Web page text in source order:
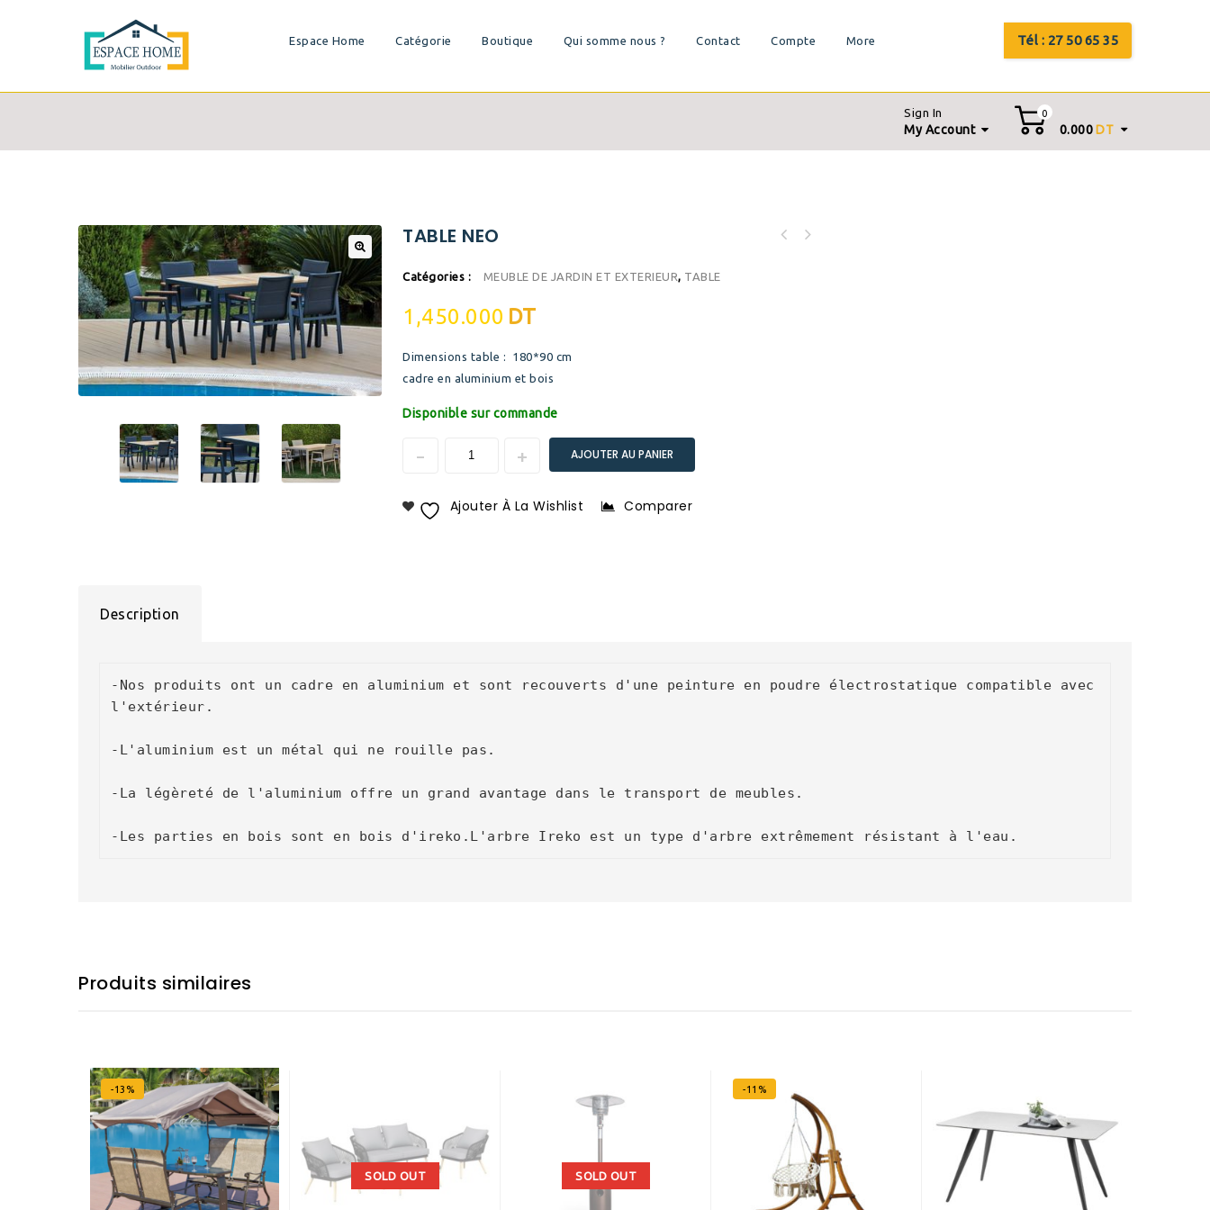
Espace Home Catégorie Boutique Qui somme nous ? Contact Compte More Tél : 27 50 65 35
Sign In
My Account
0
0.000DT
TABLE NEO
Catégories : MEUBLE DE JARDIN ET EXTERIEUR, TABLE
1,450.000 DT
Dimensions table : 180*90 cm
cadre en aluminium et bois
Disponible sur commande
AJOUTER AU PANIER
Ajouter À La Wishlist Comparer
Description
-Nos produits ont un cadre en aluminium et sont recouverts d'une peinture en poudre électrostatique compatible avec
l'extérieur.
-L'aluminium est un métal qui ne rouille pas.
-La légèreté de l'aluminium offre un grand avantage dans le transport de meubles.
-Les parties en bois sont en bois d'ireko.L'arbre Ireko est un type d'arbre extrêmement résistant à l'eau.
Produits similaires
-13%
SOLD OUT SOLD OUT
-11%